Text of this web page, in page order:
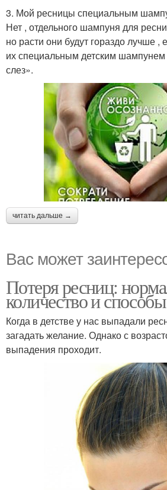
3. Мой ресницы специальным
Нет , отдельного шампуня для
но расти они будут гораздо лучше
их специальным детским шампунем
слез».
читать дальше →
Вас может
Потеря ресниц:
количество и
Когда в детстве у нас выпадали
загадать желание. Однако с
выпадения проходит.